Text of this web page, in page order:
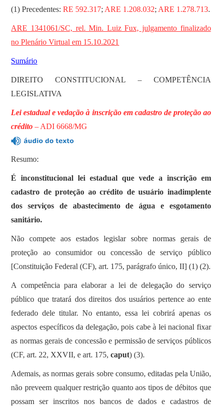
(1) Precedentes:RE 592.317; ARE 1.208.032; ARE 1.278.713.
ARE 1341061/SC, rel. Min. Luiz Fux, julgamento finalizado
no Plenário Virtual em 15.10.2021
Sumário
DIREITO CONSTITUCIONAL – COMPETÊNCIA
LEGISLATIVA
Lei estadual e vedação à inscrição em cadastro de proteção ao
crédito– ADI 6668/MG
Resumo:
É inconstitucional lei estadual que vede a inscrição em
cadastro de proteção ao crédito de usuário inadimplente
dos serviços de abastecimento de água e esgotamento
sanitário.
Não compete aos estados legislar sobre normas gerais de
proteção ao consumidor ou concessão de serviço público
[Constituição Federal (CF), art. 175, parágrafo único, II] (1) (2).
A competência para elaborar a lei de delegação do serviço
público que tratará dos direitos dos usuários pertence ao ente
federado dele titular. No entanto, essa lei cobrirá apenas os
aspectos específicos da delegação, pois cabe à lei nacional fixar
as normas gerais de concessão e permissão de serviços públicos
(CF, art. 22, XXVII, e art. 175,caput) (3).
Ademais, as normas gerais sobre consumo, editadas pela União,
não preveem qualquer restrição quanto aos tipos de débitos que
possam ser inscritos nos bancos de dados e cadastros de